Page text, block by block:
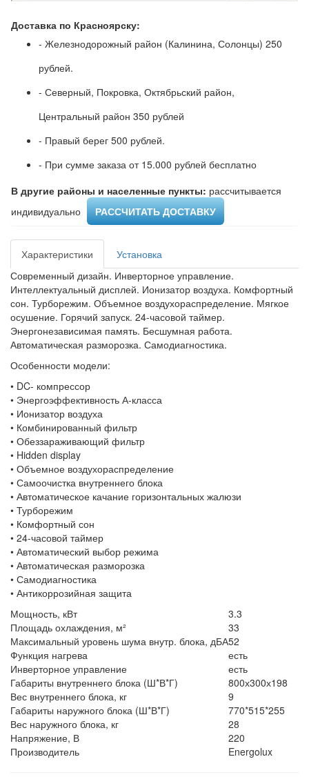
Доставка по Красноярску:
- Железнодорожный район (Калинина, Солонцы) 250
рублей.
- Северный, Покровка, Октябрьский район,
Центральный район 350 рублей
- Правый берег 500 рублей.
- При сумме заказа от 15.000 рублей бесплатно
В другие районы и населенные пункты: рассчитывается
индивидуально ​
РАССЧИТАТЬ ДОСТАВКУ
Характеристики
Установка
Современный дизайн. Инверторное управление.
Интеллектуальный дисплей. Ионизатор воздуха. Комфортный
сон. Турборежим. Объемное воздухораспределение. Мягкое
осушение. Горячий запуск. 24-часовой таймер.
Энергонезависимая память. Бесшумная работа.
Автоматическая разморозка. Самодиагностика.
Особенности модели:
• DC- компрессор
• Энергоэффективность А-класса
• Ионизатор воздуха
• Комбинированный фильтр
• Обеззараживающий фильтр
• Hidden display
• Объемное воздухораспределение
• Самоочистка внутреннего блока
• Автоматическое качание горизонтальных жалюзи
• Турборежим
• Комфортный сон
• 24-часовой таймер
• Автоматический выбор режима
• Автоматическая разморозка
• Самодиагностика
• Антикоррозийная защита
Мощность, кВт
3.3
Площадь охлаждения, м²
33
Максимальный уровень шума внутр. блока, дБА52
Функция нагрева
есть
Инверторное управление
есть
Габариты внутреннего блока (Ш*В*Г)
800х300х198
Вес внутреннего блока, кг
9
Габариты наружного блока (Ш*В*Г)
770*515*255
Вес наружного блока, кг
28
Напряжение, В
220
Производитель
Energolux